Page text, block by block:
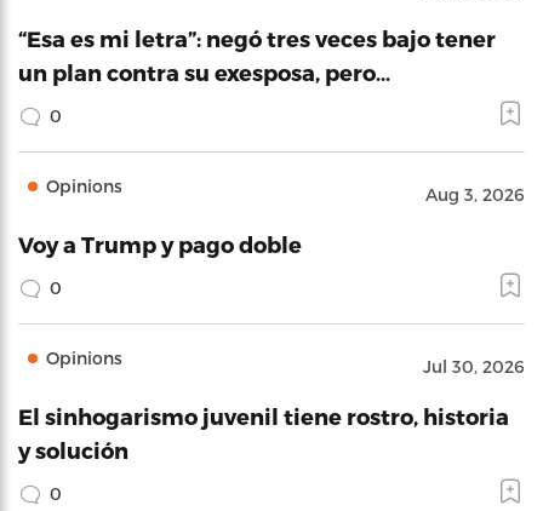
“Esa es mi letra”: negó tres veces bajo tener
un plan contra su exesposa, pero…
0
Opinions Aug 3, 2026
Voy a Trump y pago doble
0
Opinions Jul 30, 2026
El sinhogarismo juvenil tiene rostro, historia
y solución
0